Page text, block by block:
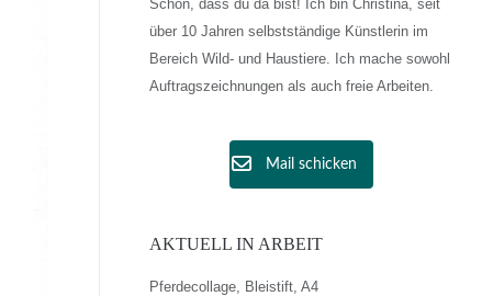
Schön, dass du da bist! Ich bin Christina, seit
über 10 Jahren selbstständige Künstlerin im
Bereich Wild- und Haustiere. Ich mache sowohl
Auftragszeichnungen als auch freie Arbeiten.
Mail schicken
AKTUELL IN ARBEIT
Pferdecollage, Bleistift, A4